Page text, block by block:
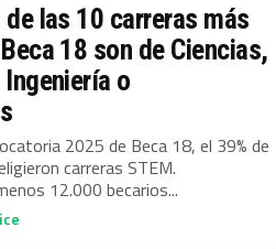
las 10 carreras más
18 son de Ciencias,
o
2025 de Beca 18, el 39% de
carreras STEM.
12.000 becarios...